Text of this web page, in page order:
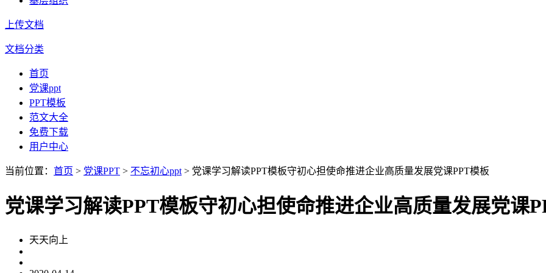
上传文档
文档分类
首页
党课ppt
PPT模板
范文大全
免费下载
用户中心
当前位置： 首页 > 党课PPT > 不忘初心ppt > 党课学习解读PPT模板守初心担使命推进企业高质量发展党课PPT模板
党课学习解读PPT模板守初心担使命推进企业高质量发展党课
天天向上